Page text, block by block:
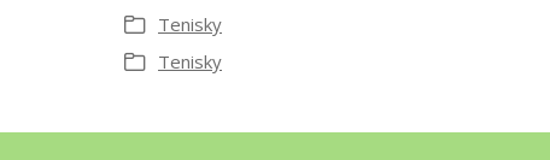
Tenisky
Tenisky